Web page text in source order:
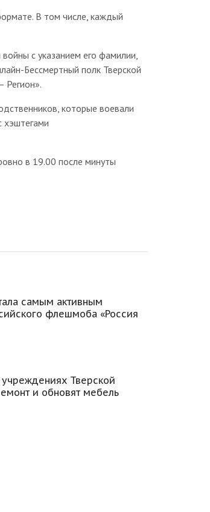
В том числе, каждый
с указанием его фамилии,
Бессмертный полк Тверской
Регион».
которые воевали
хэштегами
в 19.00 после минуты
самым активным
флешмоба «Россия
Тверской
и обновят мебель